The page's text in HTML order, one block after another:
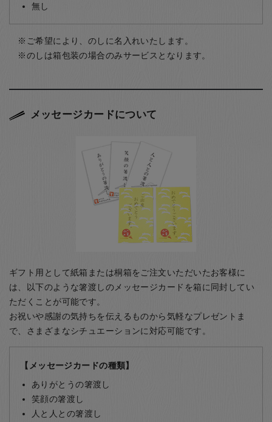
無し
ご希望により、のしに名入れいたします。
のしは箱包装の場合のみサービスとなります。
メッセージカードについて
ギフト用として紙箱または桐箱をご注文いただいたお客様に
は、以下のような箸渡しのメッセージカードを箱に同封してい
ただくことが可能です。
お祝いや感謝の気持ちを伝えるものから気軽なプレゼントま
で、さまざまなシチュエーションに対応可能です。
【メッセージカードの種類】
ありがとうの箸渡し
笑顔の箸渡し
人と人との箸渡し